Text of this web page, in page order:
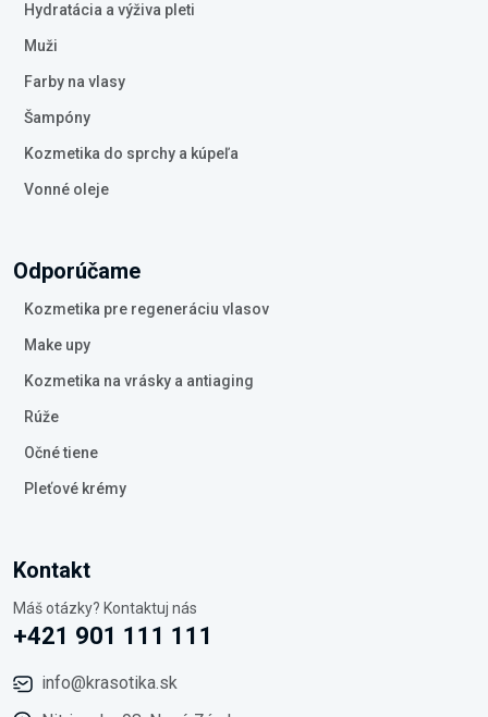
Hydratácia a výživa pleti
Muži
Farby na vlasy
Šampóny
Kozmetika do sprchy a kúpeľa
Vonné oleje
Odporúčame
Kozmetika pre regeneráciu vlasov
Make upy
Kozmetika na vrásky a antiaging
Rúže
Očné tiene
Pleťové krémy
Kontakt
Máš otázky? Kontaktuj nás
+421 901 111 111
info@krasotika.sk